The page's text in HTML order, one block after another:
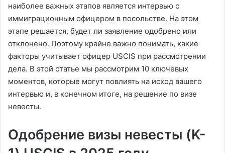
наиболее важных этапов является интервью с
иммиграционным офицером в посольстве. На этом
этапе решается, будет ли заявление одобрено или
отклонено. Поэтому крайне важно понимать, какие
факторы учитывает офицер USCIS при рассмотрении
дела. В этой статье мы рассмотрим 10 ключевых
моментов, которые могут повлиять на исход вашего
интервью и, в конечном итоге, на решение по визе
невесты.
Одобрение визы невесты (K-